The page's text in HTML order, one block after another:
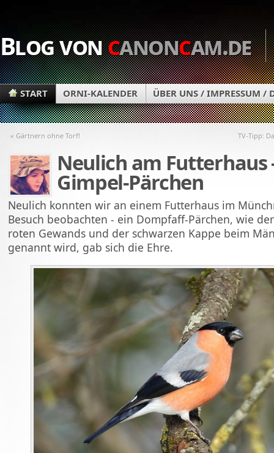
Blog voncanoncam.de
START ORNI-KALENDER ÜBER UNS / IMPRESSUM /
« Gärtnern ohne Torf! TV-Tipp:
Neulich am Futterhaus
Gimpel-Pärchen
Neulich konnten wir an einem Futterhaus im
Besuch beobachten - ein Dompfaff-Pärchen, wie
roten Gewands und der schwarzen Kappe beim
genannt wird, gab sich die Ehre.